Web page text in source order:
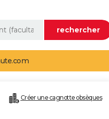
Créer une cagnotte obsèques